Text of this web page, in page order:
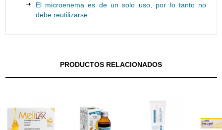
El microenema es de un solo uso, por lo tanto no
debe reutilizarse.
PRODUCTOS RELACIONADOS